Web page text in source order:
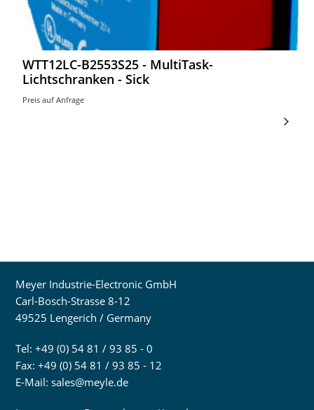
WTT12LC-B2553S25 - MultiTask-
Lichtschranken - Sick
Preis auf Anfrage
Meyer Industrie-Electronic GmbH
Carl-Bosch-Strasse 8-12
49525 Lengerich / Germany
Tel: +49 (0) 54 81 / 93 85 - 0
Fax: +49 (0) 54 81 / 93 85 - 12
E-Mail:sales@meyle.de